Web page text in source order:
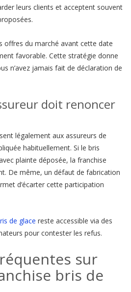
leurs clients et acceptent souvent
offres du marché avant cette date
favorable. Cette stratégie donne
n’avez jamais fait de déclaration de
doit renoncer
légalement aux assureurs de
habituellement. Si le bris
plainte déposée, la franchise
De même, un défaut de fabrication
d’écarter cette participation
de glace reste accessible via des
pour contester les refus.
sur
bris de